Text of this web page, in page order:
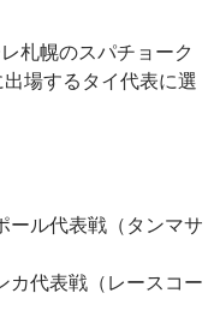
札幌のスパチョーク
場するタイ代表に選
ル代表戦（タンマサ
代表戦（レースコー